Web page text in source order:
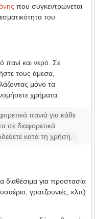
που συγκεντρώνεται
του
πανί και νερό. Σε
τους άμεσα,
μόνο τα
χρήματα.
πανιά για κάθε
σε διαφορετικά
κατά τη χρήση.
για προστασία
γρατζουνιές, κλπ)